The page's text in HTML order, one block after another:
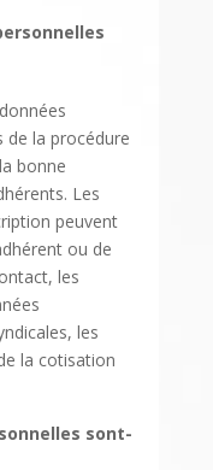
de la procédure
bonne
Les
peuvent
ou de
les
les
la cotisation
sont-